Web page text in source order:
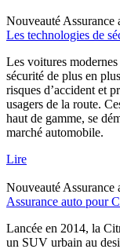
Nouveauté Assurance
Les technologies de
Les voitures
sécurité de plus en
risques d’accident et
usagers de la route.
haut de gamme, se
marché automobile.
Lire
Nouveauté Assurance
Assurance auto pour
Lancée en 2014, la
un SUV urbain au